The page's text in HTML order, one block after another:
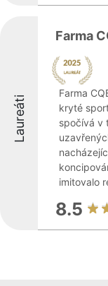
Laureáti
Farma
Farma
kryté
spočívá v
imitovalo
8.5